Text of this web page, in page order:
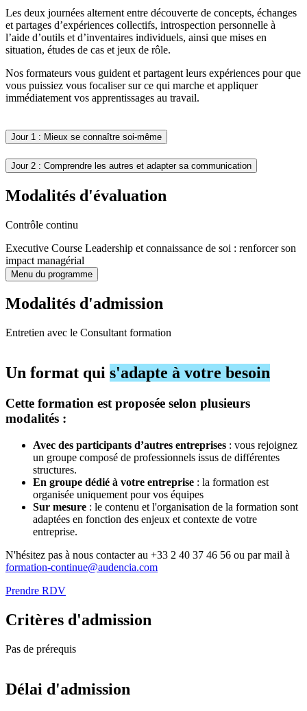
Les deux journées alternent entre découverte de concepts, échanges
et partages d’expériences collectifs, introspection personnelle à
l’aide d’outils et d’inventaires individuels, ainsi que mises en
situation, études de cas et jeux de rôle.
Nos formateurs vous guident et partagent leurs expériences pour que
vous puissiez vous focaliser sur ce qui marche et appliquer
immédiatement vos apprentissages au travail.
Jour 1 : Mieux se connaître soi-même
Jour 2 : Comprendre les autres et adapter sa communication
Modalités d'évaluation
Contrôle continu
Executive Course Leadership et connaissance de soi : renforcer son
impact managérial
Menu du programme
Modalités d'admission
Entretien avec le Consultant formation
Un format qui s'adapte à votre besoin
Cette formation est proposée selon plusieurs
modalités :
Avec des participants d’autres entreprises : vous rejoignez
un groupe composé de professionnels issus de différentes
structures.
En groupe dédié à votre entreprise : la formation est
organisée uniquement pour vos équipes
Sur mesure : le contenu et l'organisation de la formation sont
adaptées en fonction des enjeux et contexte de votre
entreprise.
N'hésitez pas à nous contacter au +33 2 40 37 46 56 ou par mail à
formation-continue@audencia.com
Prendre RDV
Critères d'admission
Pas de prérequis
Délai d'admission